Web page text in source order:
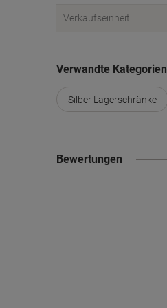
Verkaufseinheit
Verwandte Kategorien
Silber Lagerschränke
Bewertungen